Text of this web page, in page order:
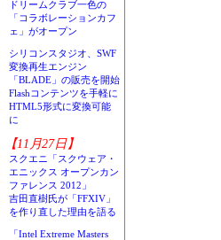
ドリームクラブ一色の
「コラボレーションカフ
ェ」がオープン
シリコンスタジオ、SWF
変換再生エンジン
「BLADE」の販売を開始
Flashコンテンツを手軽に
HTML5形式に変換可能
に
【11月27日】
スクエニ「スクウェア・
エニックス オープンカン
ファレンス 2012」
吉田直樹氏が「FFXIV」
を作り直した理由を語る
「Intel Extreme Masters